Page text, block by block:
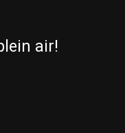
air!